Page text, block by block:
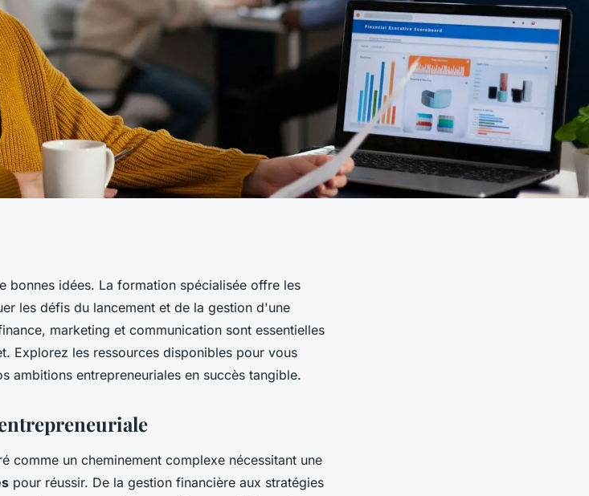
bonnes idées. La formation spécialisée offre les
les défis du lancement et de la gestion d'une
marketing et communication sont essentielles
Explorez les ressources disponibles pour vous
ambitions entrepreneuriales en succès tangible.
comme un cheminement complexe nécessitant une
pour réussir. De la gestion financière aux stratégies